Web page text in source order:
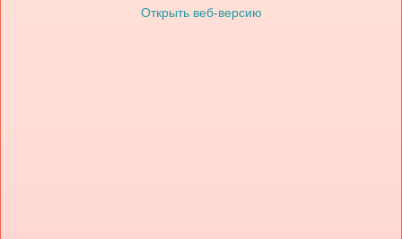
Открыть веб-версию